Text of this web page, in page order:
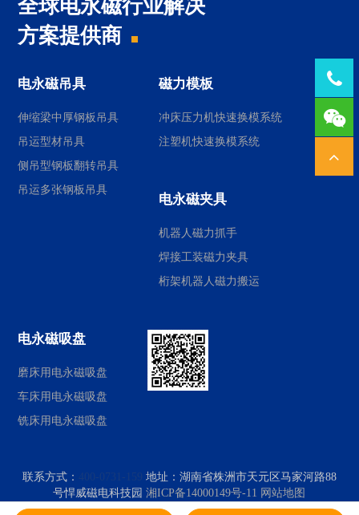
全球电永磁行业解决
方案提供商
电永磁吊具
伸缩梁中厚钢板吊具
吊运型材吊具
侧吊型钢板翻转吊具
吊运多张钢板吊具
磁力模板
冲床压力机快速换模系统
注塑机快速换模系统
电永磁夹具
机器人磁力抓手
焊接工装磁力夹具
桁架机器人磁力搬运
电永磁吸盘
磨床用电永磁吸盘
车床用电永磁吸盘
铣床用电永磁吸盘
联系方式： 地址： 湖南省株洲市天元区马家河路88
号悍威磁电科技园湘ICP备14000149号-11 网站地图
Tel：